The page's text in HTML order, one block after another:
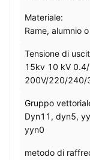
Materiale:
Rame, alumnio
Tensione di
15kv 10 kV
200V/220/240/
Gruppo
Dyn11, dyn5,
yyn0
metodo di